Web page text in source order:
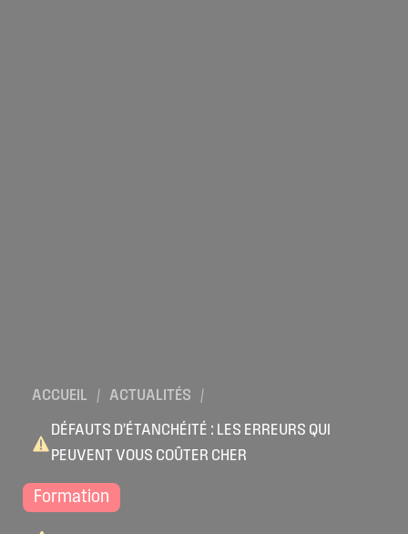
ACCUEIL / ACTUALITÉS
/
DÉFAUTS D’ÉTANCHÉITÉ : LES ERREURS QUI
PEUVENT VOUS COÛTER CHER
Formation